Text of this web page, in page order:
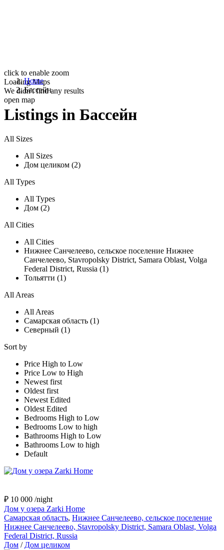
click to enable zoom
Loading Maps
We didn't find any results
open map
Home
Бассейн
Listings in Бассейн
All Sizes
All Sizes
Дом целиком (2)
All Types
All Types
Дом (2)
All Cities
All Cities
Нижнее Санчелеево, сельское поселение Нижнее
Санчелеево, Stavropolsky District, Samara Oblast, Volga
Federal District, Russia (1)
Тольятти (1)
All Areas
All Areas
Самарская область (1)
Северный (1)
Sort by
Price High to Low
Price Low to High
Newest first
Oldest first
Newest Edited
Oldest Edited
Bedrooms High to Low
Bedrooms Low to high
Bathrooms High to Low
Bathrooms Low to high
Default
₽ 10 000 /night
Дом у озера Zarki Home
Самарская область, Нижнее Санчелеево, сельское поселение
Нижнее Санчелеево, Stavropolsky District, Samara Oblast, Volga
Federal District, Russia
Дом / Дом целиком